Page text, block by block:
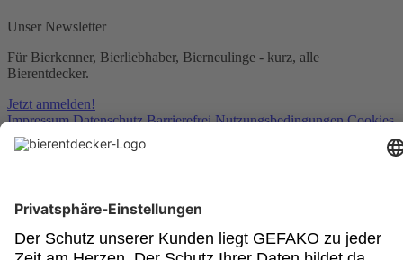
Unser Newsletter
Für Bierkenner, Bierliebhaber, Bierneulinge - kurz, alle
Bierentdecker.
Jetzt anmelden!
Impressum Datenschutz Barrierefrei Nutzungsbedingungen Cookies
Newsletter
Powered by:
© GEFAKO GmbH & Co KG